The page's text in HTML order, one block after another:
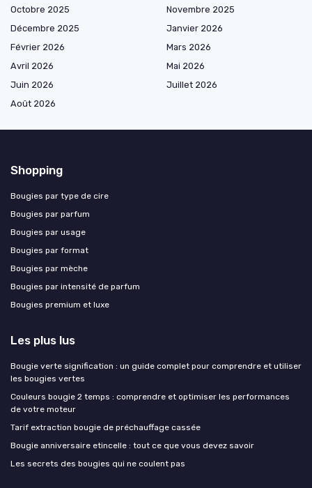
Octobre 2025
Novembre 2025
Décembre 2025
Janvier 2026
Février 2026
Mars 2026
Avril 2026
Mai 2026
Juin 2026
Juillet 2026
Août 2026
Shopping
Bougies par type de cire
Bougies par parfum
Bougies par usage
Bougies par format
Bougies par mèche
Bougies par intensité de parfum
Bougies premium et luxe
Les plus lus
Bougie verte signification : un guide complet pour comprendre et utiliser
les bougies vertes
Couleurs bougie 2 temps : comprendre et optimiser les performances
de votre moteur
Tarif extraction bougie de préchauffage cassée
Bougie anniversaire etincelle : tout ce que vous devez savoir
Les secrets des bougies qui ne coulent pas